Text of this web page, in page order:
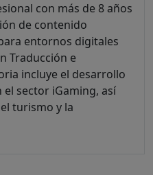
con más de 8 años
de contenido
entornos digitales
Traducción e
incluye el desarrollo
sector iGaming, así
turismo y la